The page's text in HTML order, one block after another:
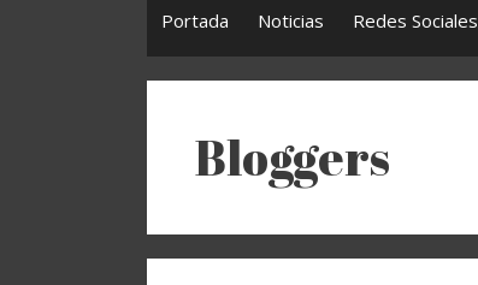
Portada Noticias Redes Sociales
Bloggers